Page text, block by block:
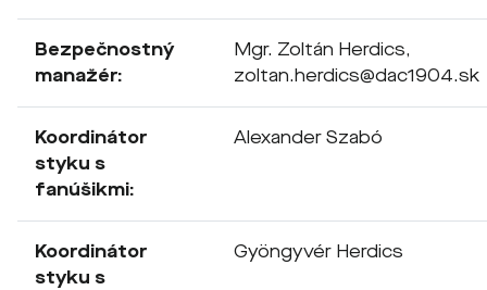
Bezpečnostný
manažér:
Mgr. Zoltán Herdics,
zoltan.herdics@dac1904.sk
Koordinátor
styku s
fanúšikmi:
Alexander Szabó
Koordinátor
styku s
Gyöngyvér Herdics